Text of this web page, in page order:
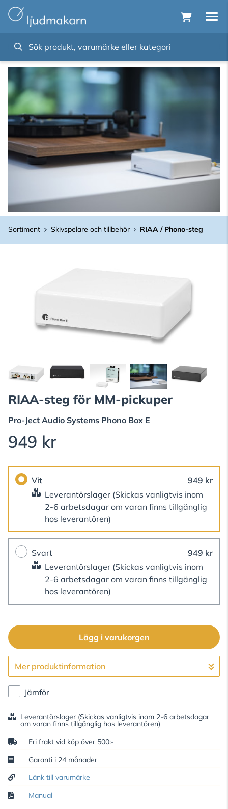
Sortiment Skivspelare och tillbehör RIAA / Phono-steg
RIAA-steg för MM-pickuper
Pro-Ject Audio Systems Phono Box E
949 kr
Vit
949 kr
Leverantörslager (Skickas vanligtvis inom
2-6 arbetsdagar om varan finns tillgänglig
hos leverantören)
Svart
949 kr
Leverantörslager (Skickas vanligtvis inom
2-6 arbetsdagar om varan finns tillgänglig
hos leverantören)
Lägg i varukorgen
Gå till kassan
Mer produktinformation
Jämför
Leverantörslager (Skickas vanligtvis inom 2-6 arbetsdagar
om varan finns tillgänglig hos leverantören)
Fri frakt vid köp över 500:-
Garanti i 24 månader
Länk till varumärke
Manual